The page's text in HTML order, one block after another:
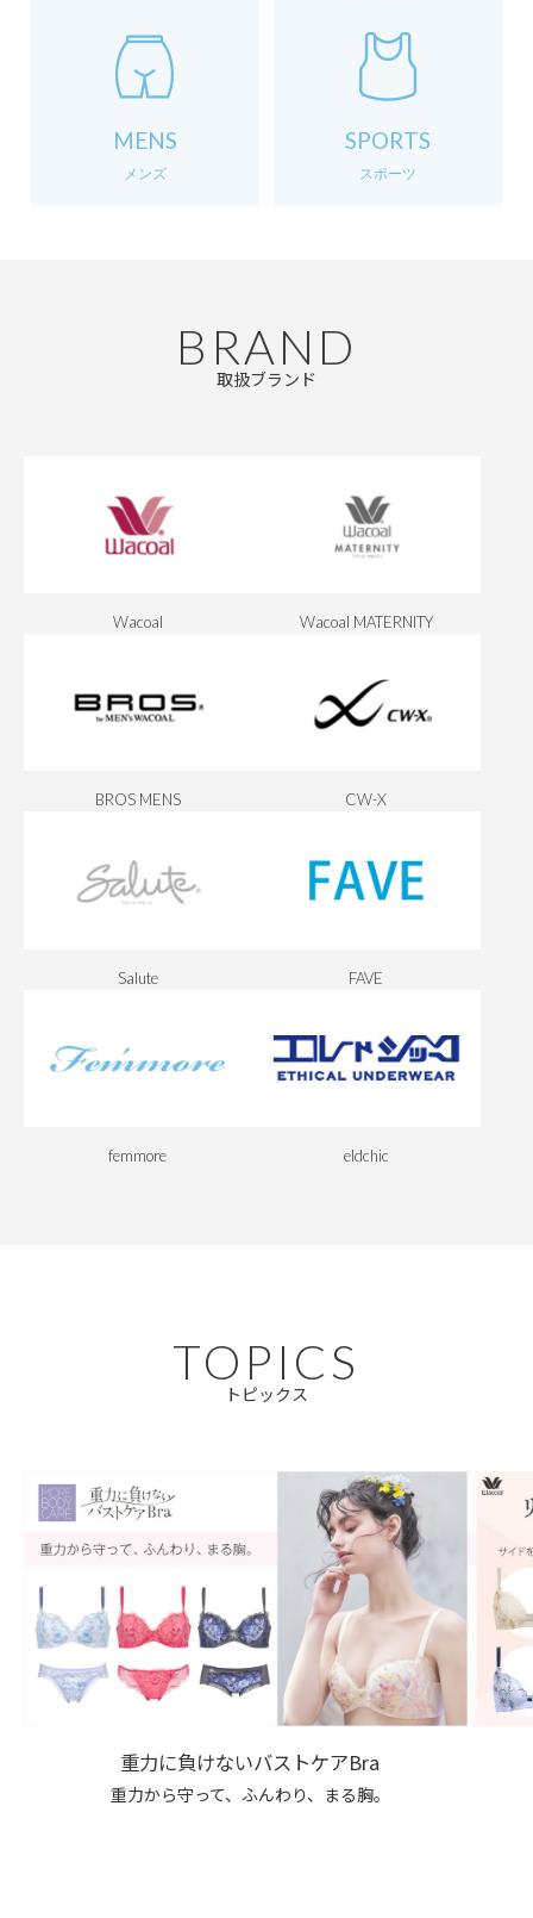
MENS
メンズ
SPORTS
スポーツ
BRAND
取扱ブランド
Wacoal Wacoal MATERNITY
BROS MENS CW-X
Salute FAVE
femmore eldchic
TOPICS
トピックス
重力に負けないバストケアBra
重力から守って、ふんわり、まる胸。